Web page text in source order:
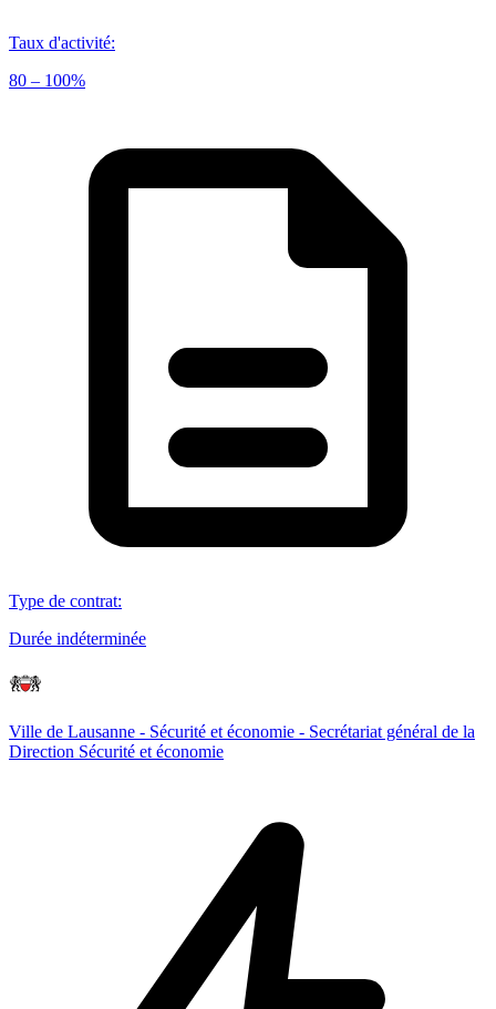
Taux d'activité:
80 – 100%
Type de contrat:
Durée indéterminée
Ville de Lausanne - Sécurité et économie - Secrétariat général de la
Direction Sécurité et économie